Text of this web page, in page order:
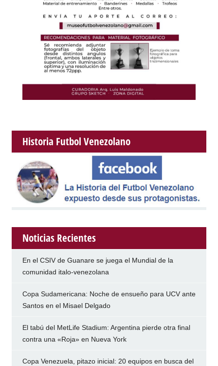
Historia Futbol Venezolano
Noticias Recientes
En el CSIV de Guanare se juega el Mundial de la
comunidad italo-venezolana
Copa Sudamericana: Noche de ensueño para UCV ante
Santos en el Misael Delgado
El tabú del MetLife Stadium: Argentina pierde otra final
contra una «Roja» en Nueva York
Copa Venezuela, pitazo inicial: 20 equipos en busca del